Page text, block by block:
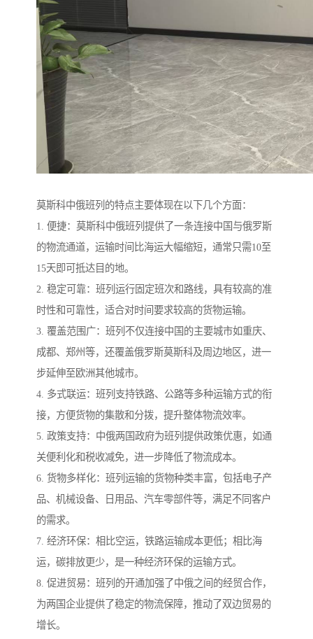
莫斯科中俄班列的特点主要体现在以下几个方面：
1. 便捷：莫斯科中俄班列提供了一条连接中国与俄罗斯
的物流通道，运输时间比海运大幅缩短，通常只需10至
15天即可抵达目的地。
2. 稳定可靠：班列运行固定班次和路线，具有较高的准
时性和可靠性，适合对时间要求较高的货物运输。
3. 覆盖范围广：班列不仅连接中国的主要城市如重庆、
成都、郑州等，还覆盖俄罗斯莫斯科及周边地区，进一
步延伸至欧洲其他城市。
4. 多式联运：班列支持铁路、公路等多种运输方式的衔
接，方便货物的集散和分拨，提升整体物流效率。
5. 政策支持：中俄两国政府为班列提供政策优惠，如通
关便利化和税收减免，进一步降低了物流成本。
6. 货物多样化：班列运输的货物种类丰富，包括电子产
品、机械设备、日用品、汽车零部件等，满足不同客户
的需求。
7. 经济环保：相比空运，铁路运输成本更低；相比海
运，碳排放更少，是一种经济环保的运输方式。
8. 促进贸易：班列的开通加强了中俄之间的经贸合作，
为两国企业提供了稳定的物流保障，推动了双边贸易的
增长。